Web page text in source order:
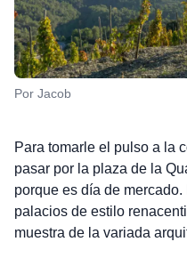
Por Jacob
Para tomarle el pulso a la
pasar por la plaza de la
porque es día de
palacios de estilo
muestra de la variada